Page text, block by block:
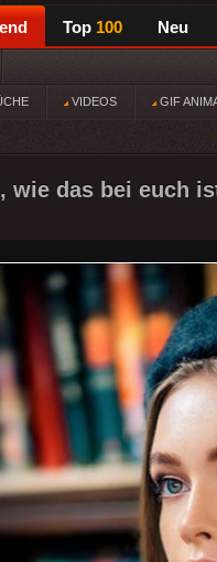
Top 100 Neu
VIDEOS GIF
wie das bei euch